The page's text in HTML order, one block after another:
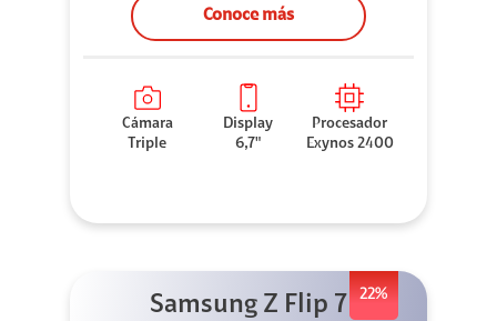
Conoce más
Cámara
Triple
Display
6,7"
Procesador
Exynos 2400
22%
Samsung Z Flip 7